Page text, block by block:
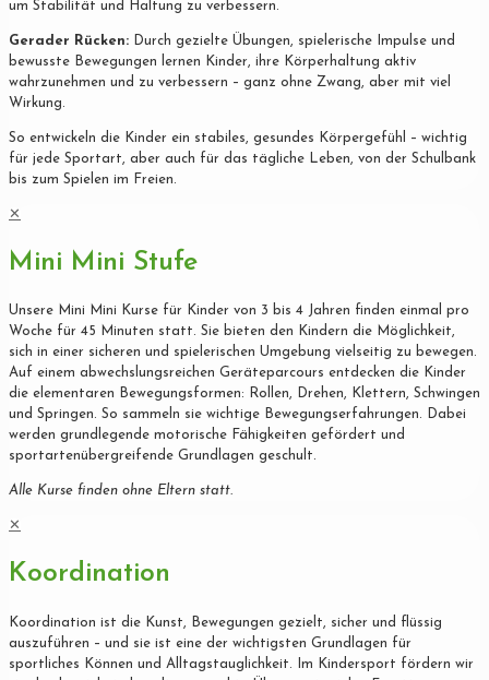
um Stabilität und Haltung zu verbessern.
Gerader Rücken: Durch gezielte Übungen, spielerische Impulse und
bewusste Bewegungen lernen Kinder, ihre Körperhaltung aktiv
wahrzunehmen und zu verbessern – ganz ohne Zwang, aber mit viel
Wirkung.
So entwickeln die Kinder ein stabiles, gesundes Körpergefühl – wichtig
für jede Sportart, aber auch für das tägliche Leben, von der Schulbank
bis zum Spielen im Freien.
✕
Mini Mini Stufe
Unsere Mini Mini Kurse für Kinder von 3 bis 4 Jahren finden einmal pro
Woche für 45 Minuten statt. Sie bieten den Kindern die Möglichkeit,
sich in einer sicheren und spielerischen Umgebung vielseitig zu bewegen.
Auf einem abwechslungsreichen Geräteparcours entdecken die Kinder
die elementaren Bewegungsformen: Rollen, Drehen, Klettern, Schwingen
und Springen. So sammeln sie wichtige Bewegungserfahrungen. Dabei
werden grundlegende motorische Fähigkeiten gefördert und
sportartenübergreifende Grundlagen geschult.
Alle Kurse finden ohne Eltern statt.
✕
Koordination
Koordination ist die Kunst, Bewegungen gezielt, sicher und flüssig
auszuführen – und sie ist eine der wichtigsten Grundlagen für
sportliches Können und Alltagstauglichkeit. Im Kindersport fördern wir